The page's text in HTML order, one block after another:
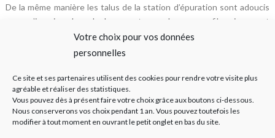
Votre choix pour vos données
personnelles
Ce site et ses partenaires utilisent des cookies pour rendre votre visite plus
agréable et réaliser des statistiques.
Vous pouvez dès à présent faire votre choix grâce aux boutons ci-dessous.
Nous conserverons vos choix pendant 1 an. Vous pouvez toutefois les
modifier à tout moment en ouvrant le petit onglet en bas du site.
De la même manière les talus de la station d’épuration sont adoucis
pour s’inscrire dans la berge et prendre un profil qui permet
l’intégration complète de l’ouvrage en rive du fleuve.
Les taillis tout le long de l’avenue sont maintenus et densifiés, afin
cours d’eau et permet d’intégrer en douceur la station d’épuration
dans son environnement.
Les ambiances végétales des bords de seine sont préservées et
développées, des techniques de plantations forestières sont